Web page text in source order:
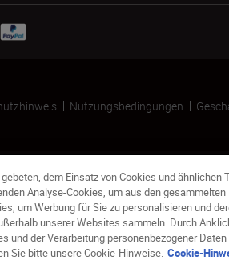
Nutzungsbedingungen
dem Einsatz von Cookies und ähnlichen
Analyse-Cookies, um aus den
um Werbung für Sie zu personalisieren und
unserer Websites sammeln. Durch
und der Verarbeitung personenbezogener
Sie bitte unsere Cookie-Hinweise. Cookie-